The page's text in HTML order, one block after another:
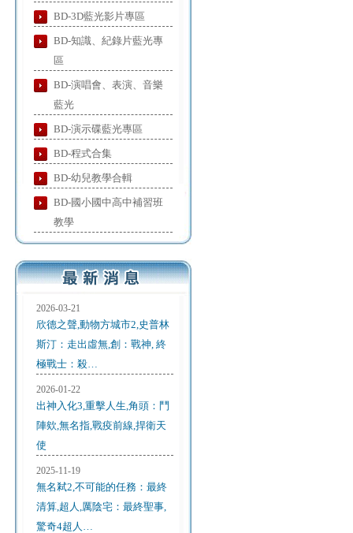
BD-3D藍光影片專區
BD-知識、紀錄片藍光專
區
BD-演唱會、表演、音樂
藍光
BD-演示碟藍光專區
BD-程式合集
BD-幼兒教學合輯
BD-國小國中高中補習班
教學
2026-03-21
欣德之聲,動物方城市2,史普林
斯汀：走出虛無,創：戰神, 終
極戰士：殺…
2026-01-22
出神入化3,重擊人生,角頭：鬥
陣欸,無名指,戰疫前線,捍衛天
使
2025-11-19
無名弒2,不可能的任務：最終
清算,超人,厲陰宅：最終聖事,
驚奇4超人…